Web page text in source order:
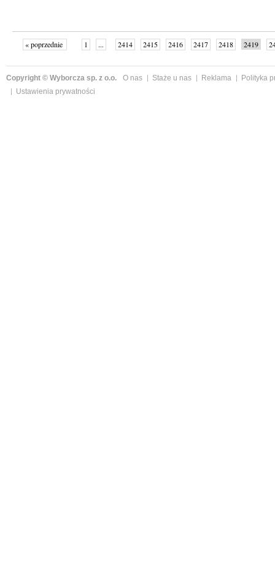
« poprzednie 1 ... 2414 2415 2416 2417 2418 2419
Copyright © Wyborcza sp. z o.o. O nas Staże u nas Reklama
Polityka
Ustawienia prywatności